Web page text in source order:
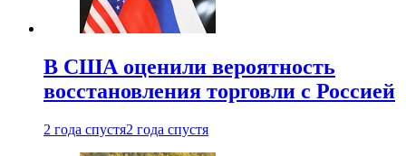
В США оценили вероятность
восстановления торговли с Россией
2 года спустя2 года спустя